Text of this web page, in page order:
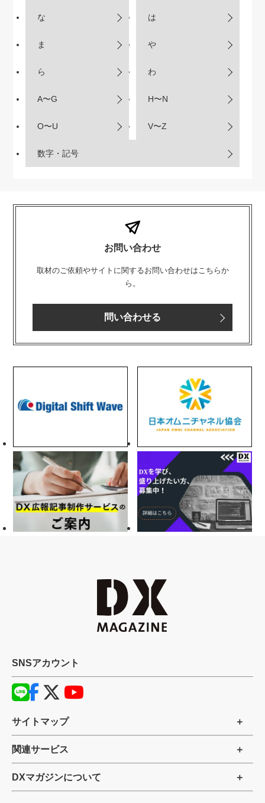
な は
ま や
ら わ
A〜G H〜N
O〜U V〜Z
数字・記号
お問い合わせ
取材のご依頼やサイトに関するお問い合わせはこちらか
ら。
問い合わせる
SNSアカウント
サイトマップ
関連サービス
DXマガジンについて